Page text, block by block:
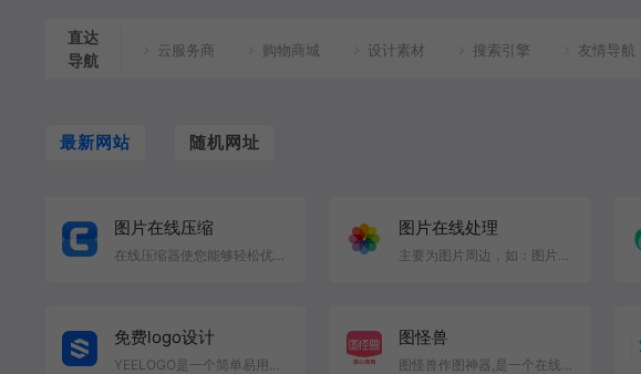
直达
导航
云服务商 购物商城 设计素材 搜索引擎 友情导航
最新网站 随机网址
图片在线压缩
在线压缩器使您能够轻松优化图像。 无缝转换为 WebP 或有效地批量压缩以最小化文件大小 国外一款免费压缩…
图片在线处理
主要为图片周边，如：图片格式转换、图片压缩、图片信息读取等API。图片尺寸修改 功能比较多 SnipX推荐！
免费logo设计
YEELOGO是一个简单易用的免费logo在线制作平台，只需两分钟，就可以设计精美的LOGO，拥有海量模版，用最简…
图怪兽
图怪兽作图神器,是一个在线ps图片编辑器,它相当于ps精简版软件,可提供微信编辑器功能,在线ps照片处理,拼图…